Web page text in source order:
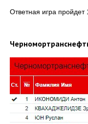
Ответная игра